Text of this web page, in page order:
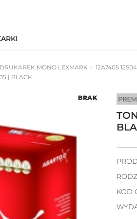
MONO LEXMARK
12A7405
| BLACK
BRAK
KOD